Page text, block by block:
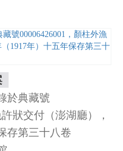
於典藏號
狀交付（澎湖廳），
存第三十八卷